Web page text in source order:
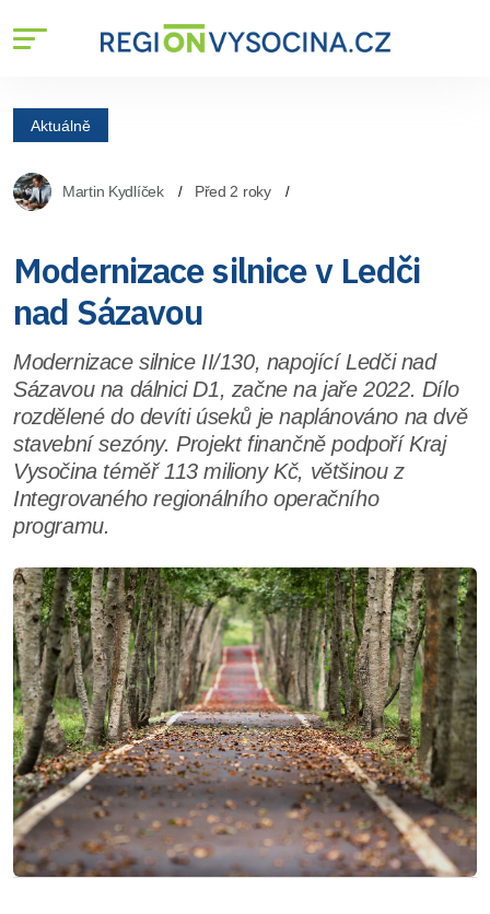
Aktuálně
Martin Kydlíček Před 2 roky
Modernizace silnice v Ledči
nad Sázavou
Modernizace silnice II/130, napojící Ledči nad
Sázavou na dálnici D1, začne na jaře 2022. Dílo
rozdělené do devíti úseků je naplánováno na dvě
stavební sezóny. Projekt finančně podpoří Kraj
Vysočina téměř 113 miliony Kč, většinou z
Integrovaného regionálního operačního
programu.